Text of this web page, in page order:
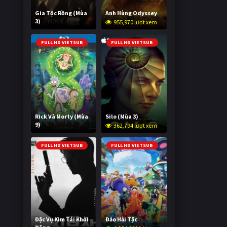
Gia Tộc Rồng (Mùa
3)
2,021,785 lượt xem
Anh Hùng Odyssey
955,970 lượt xem
FULL HD VIETSUB
Rick Và Morty (Mùa
9)
2,996,649 lượt xem
FULL HD VIETSUB
Silo (Mùa 3)
362,794 lượt xem
FULL HD VIETSUB
Đặc Vụ Kim Tái Khởi
FULL HD VIETSUB
Đảo Hải Tặc